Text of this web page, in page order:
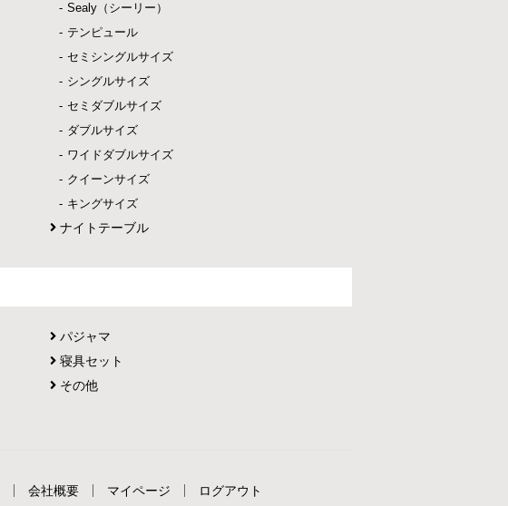
Sealy（シーリー）
テンピュール
セミシングルサイズ
シングルサイズ
セミダブルサイズ
ダブルサイズ
ワイドダブルサイズ
クイーンサイズ
キングサイズ
ナイトテーブル
パジャマ
寝具セット
その他
会社概要 マイページ ログアウト